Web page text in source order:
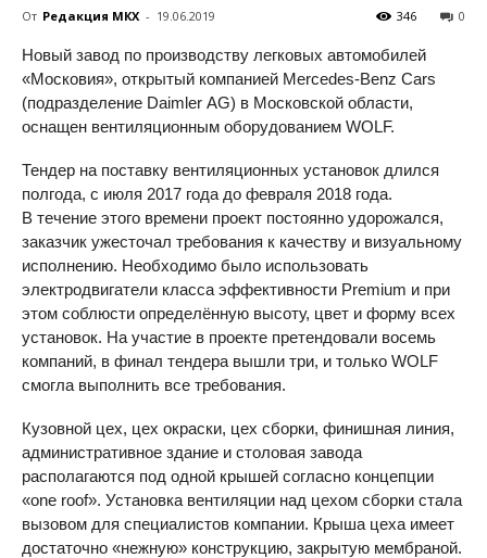
От Редакция МКХ - 19.06.2019 0
346
Новый завод по производству легковых автомобилей
«Московия», открытый компанией Mercedes-Benz Cars
(подразделение Daimler AG) в Московской области,
оснащен вентиляционным оборудованием WOLF.
Тендер на поставку вентиляционных установок длился
полгода, с июля 2017 года до февраля 2018 года.
В течение этого времени проект постоянно удорожался,
заказчик ужесточал требования к качеству и визуальному
исполнению. Необходимо было использовать
электродвигатели класса эффективности Premium и при
этом соблюсти определённую высоту, цвет и форму всех
установок. На участие в проекте претендовали восемь
компаний, в финал тендера вышли три, и только WOLF
смогла выполнить все требования.
Кузовной цех, цех окраски, цех сборки, финишная линия,
административное здание и столовая завода
располагаются под одной крышей согласно концепции
«one roof». Установка вентиляции над цехом сборки стала
вызовом для специалистов компании. Крыша цеха имеет
достаточно «нежную» конструкцию, закрытую мембраной.